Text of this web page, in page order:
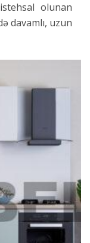
olunan
davamlı, uzun
təsirlənmir,
səthlərindəki
mümkün edir.
praktikliyi və
təklif
zövqlərinə
və ya tutqun
kuxna mebeli
üçün məşhur